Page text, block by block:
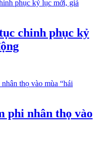
chinh phục kỷ
phi nhân thọ vào